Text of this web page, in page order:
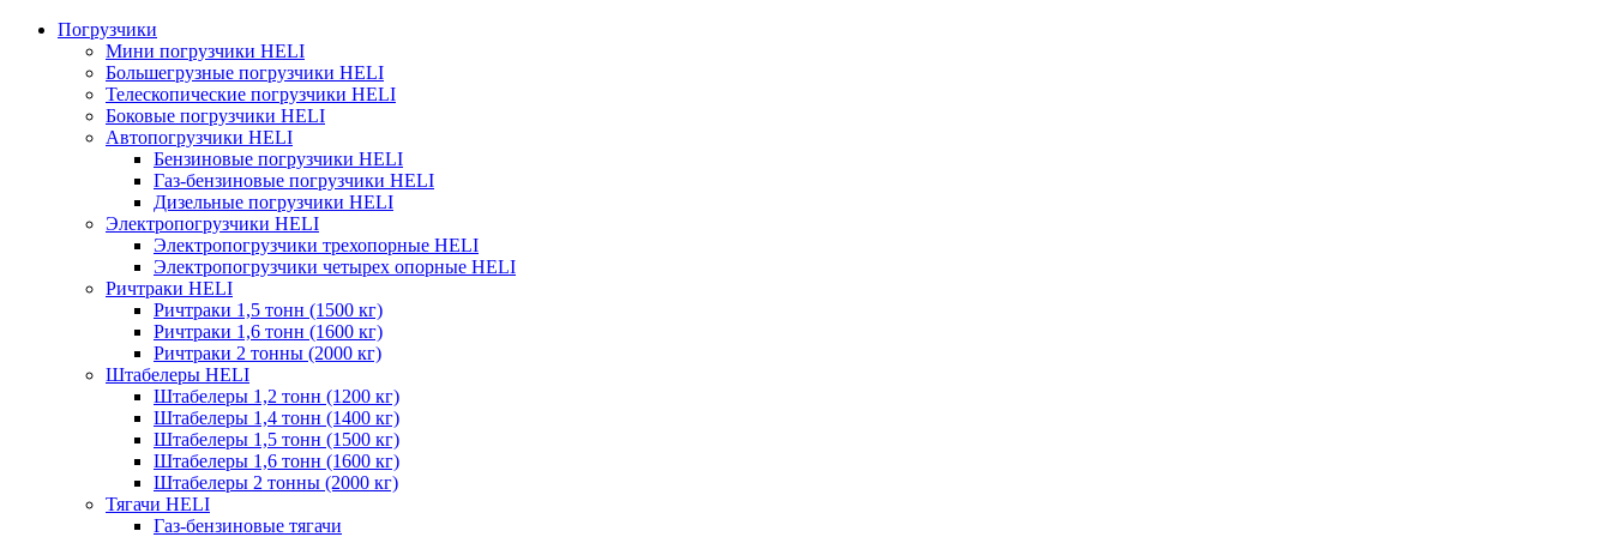
Погрузчики
Мини погрузчики HELI
Большегрузные погрузчики HELI
Телескопические погрузчики HELI
Боковые погрузчики HELI
Автопогрузчики HELI
Бензиновые погрузчики HELI
Газ-бензиновые погрузчики HELI
Дизельные погрузчики HELI
Электропогрузчики HELI
Электропогрузчики трехопорные HELI
Электропогрузчики четырех опорные HELI
Ричтраки HELI
Ричтраки 1,5 тонн (1500 кг)
Ричтраки 1,6 тонн (1600 кг)
Ричтраки 2 тонны (2000 кг)
Штабелеры HELI
Штабелеры 1,2 тонн (1200 кг)
Штабелеры 1,4 тонн (1400 кг)
Штабелеры 1,5 тонн (1500 кг)
Штабелеры 1,6 тонн (1600 кг)
Штабелеры 2 тонны (2000 кг)
Тягачи HELI
Газ-бензиновые тягачи